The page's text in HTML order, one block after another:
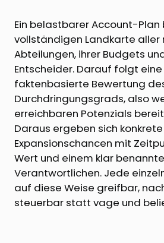
Ein belastbarer Account-
vollständigen Landkarte aller
Abteilungen, ihrer Budgets
Entscheider. Darauf folgt
faktenbasierte Bewertung
Durchdringungsgrads, also
erreichbaren Potenzials
Daraus ergeben sich
Expansionschancen mit
Wert und einem klar
Verantwortlichen. Jede
auf diese Weise greifbar,
steuerbar statt vage und